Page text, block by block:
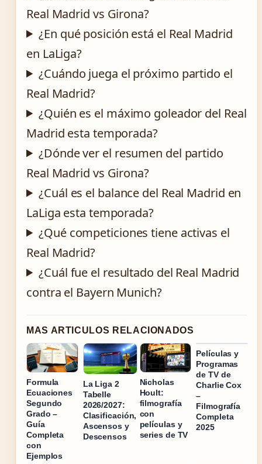
Real Madrid vs Girona?
¿En qué posición está el Real Madrid
en LaLiga?
¿Cuándo juega el próximo partido el
Real Madrid?
¿Quién es el máximo goleador del Real
Madrid esta temporada?
¿Dónde ver el resumen del partido
Real Madrid vs Girona?
¿Cuál es el balance del Real Madrid en
LaLiga esta temporada?
¿Qué competiciones tiene activas el
Real Madrid?
¿Cuál fue el resultado del Real Madrid
contra el Bayern Munich?
MAS ARTICULOS RELACIONADOS
Formula
Ecuaciones
Segundo
Grado –
Guía
Completa
con
Ejemplos
La Liga 2
Tabelle
2026/2027:
Clasificación,
Ascensos y
Descensos
Nicholas
Hoult:
filmografía
con
películas y
series de TV
Películas y
Programas
de TV de
Charlie Cox
–
Filmografía
Completa
2025